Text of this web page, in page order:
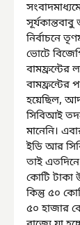
নির্বাচনে
ভোটে
বামফ্রন্টের
বামফ্রন্টের
হয়েছিল,
সিবিআই
মানেনি।
ইডি আর
তাই
কোটি টাকা
কিন্তু ৫০
৫০ হাজার